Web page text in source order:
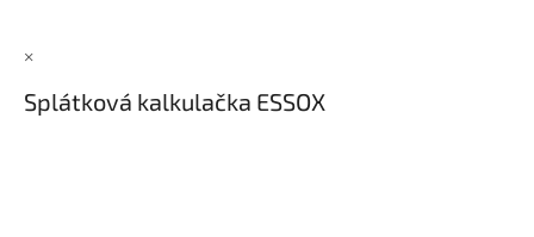
×
Splátková kalkulačka ESSOX